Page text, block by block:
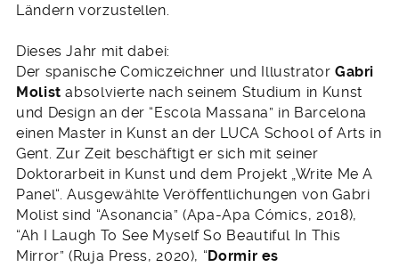
Ländern vorzustellen.
Dieses Jahr mit dabei:
Der spanische Comiczeichner und Illustrator Gabri
Molist absolvierte nach seinem Studium in Kunst
und Design an der “Escola Massana” in Barcelona
einen Master in Kunst an der LUCA School of Arts in
Gent. Zur Zeit beschäftigt er sich mit seiner
Doktorarbeit in Kunst und dem Projekt „Write Me A
Panel“. Ausgewählte Veröffentlichungen von Gabri
Molist sind “Asonancia” (Apa-Apa Cómics, 2018),
“Ah I Laugh To See Myself So Beautiful In This
Mirror” (Ruja Press, 2020), “ Dormir es